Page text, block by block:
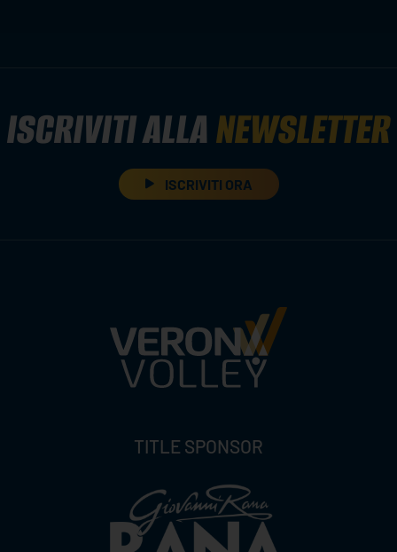
ISCRIVITI ALLANEWSLETTER
ISCRIVITI ORA
TITLE SPONSOR